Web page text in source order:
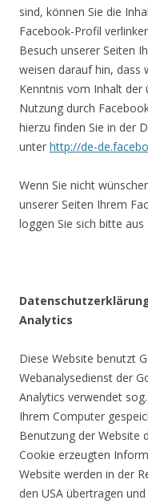
sind, können Sie die
Facebook-Profil
Besuch unserer Seiten
weisen darauf hin, dass
Kenntnis vom Inhalt
Nutzung durch
hierzu finden Sie in der
unter http://de-
Wenn Sie nicht
unserer Seiten Ihrem
loggen Sie sich bitte
Analytics
Diese Website benutzt
Webanalysedienst der
Analytics verwendet
Ihrem Computer
Benutzung der Website
Cookie erzeugten
Website werden in der
den USA übertragen